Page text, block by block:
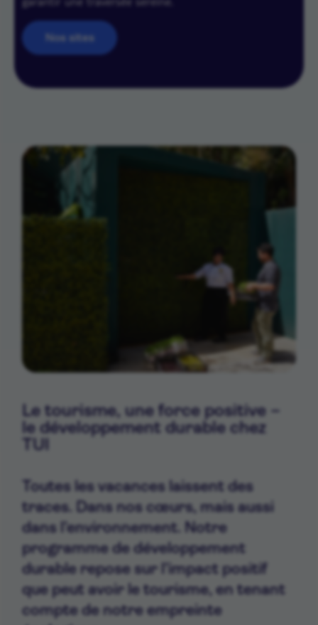
Nos sites
Le tourisme, une force positive –
le développement durable chez
TUI
Toutes les vacances laissent des
traces. Dans nos cœurs, mais aussi
dans l’environnement. Notre
programme de développement
durable repose sur l’impact positif
que peut avoir le tourisme, en tenant
compte de notre empreinte